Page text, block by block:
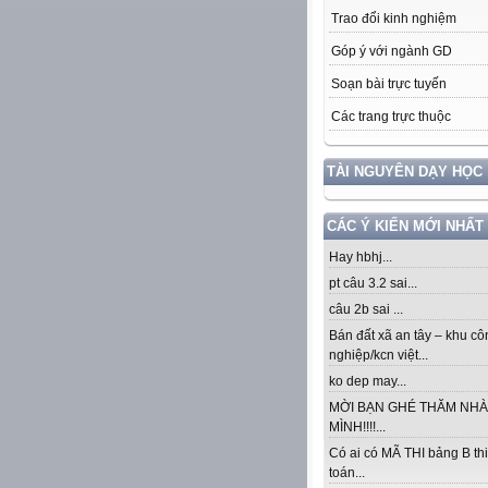
Trao đổi kinh nghiệm
Góp ý với ngành GD
Soạn bài trực tuyến
Các trang trực thuộc
TÀI NGUYÊN DẠY HỌC
CÁC Ý KIẾN MỚI NHẤT
Hay hbhj...
pt câu 3.2 sai...
câu 2b sai ...
Bán đất xã an tây – khu
nghiệp/kcn việt...
ko dep may...
MỜI BẠN GHÉ THĂM NHÀ
MÌNH!!!!...
Có ai có MÃ THI bảng B
toán...